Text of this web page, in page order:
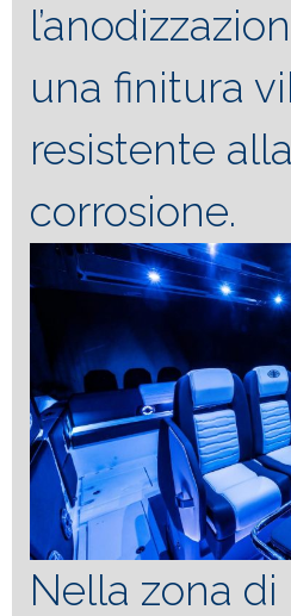
una finitura
resistente alla
corrosione.
Nella zona